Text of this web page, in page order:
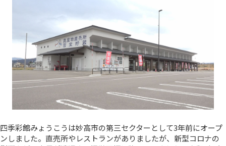
四季彩館みょうこうは妙高市の第三セクターとして3年前にオープ
ンしました。直売所やレストランがありましたが、新型コロナの